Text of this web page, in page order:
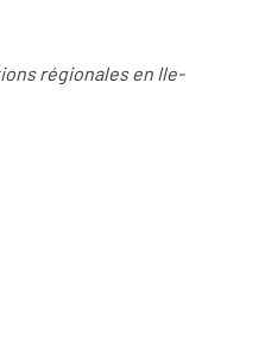
régionales en Ile-